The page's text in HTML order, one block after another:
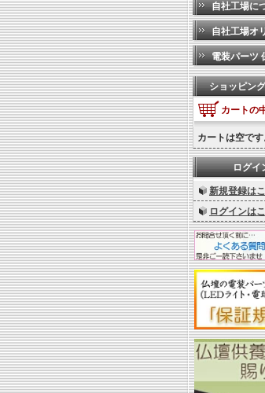
自社工場に
自社工場オ
電装パーツ
ショッピン
カートの
カートは空です
ログイ
新規登録は
ログインは